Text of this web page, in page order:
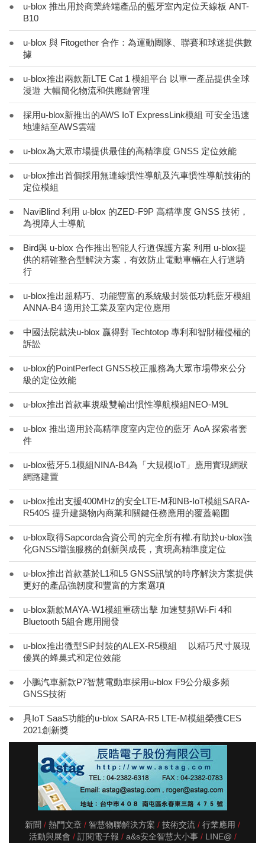
●
u-blox 推出用於商業終端產品的藍牙室內定位天線板 ANT-
B10
●
u-blox 與 Fitogether 合作：為運動團隊、聯賽和球迷提供數
據
●
u-blox推出兩款新LTE Cat 1 模組平台 以單一產品提供全球
漫遊 大幅簡化物流和供應鏈管理
●
採用u-blox新推出的AWS IoT ExpressLink模組 可安全迅速
地連結至AWS雲端
● u-blox為大眾市場提供最佳的高精準度 GNSS 定位效能
●
u-blox推出首個採用無連線慣性導航及汽車慣性導航技術的
定位模組
●
NaviBlind 利用 u-blox 的ZED-F9P 高精準度 GNSS 技術，
為視障人士導航
●
Bird與 u-blox 合作推出智能人行道保護方案 利用 u-blox提
供的精確整合型解決方案，有效防止電動車輛在人行道騎
行
●
u-blox推出超精巧、功能豐富的系統級封裝低功耗藍牙模組
ANNA-B4 適用於工業及室內定位應用
●
中國法院裁決u-blox 贏得對 Techtotop 專利和智財權侵權的
訴訟
●
u-blox的PointPerfect GNSS校正服務為大眾市場帶來公分
級的定位效能
● u-blox推出首款車規級雙輸出慣性導航模組NEO-M9L
●
u-blox 推出適用於高精準度室內定位的藍牙 AoA 探索者套
件
●
u-blox藍牙5.1模組NINA-B4為「大規模IoT」應用實現網狀
網路建置
●
u-blox推出支援400MHz的安全LTE-M和NB-IoT模組SARA-
R540S 提升建築物內商業和關鍵任務應用的覆蓋範圍
●
u-blox取得Sapcorda合資公司的完全所有權.有助於u-blox強
化GNSS增強服務的創新與成長，實現高精準度定位
●
u-blox推出首款基於L1和L5 GNSS訊號的時序解決方案提供
更好的產品強韌度和豐富的方案選項
●
u-blox新款MAYA-W1模組重磅出擊 加速雙頻Wi-Fi 4和
Bluetooth 5組合應用開發
●
u-blox推出微型SiP封裝的ALEX-R5模組 以精巧尺寸展現
優異的蜂巢式和定位效能
●
小鵬汽車新款P7智慧電動車採用u-blox F9公分級多頻
GNSS技術
●
具IoT SaaS功能的u-blox SARA-R5 LTE-M模組榮獲CES
2021創新獎
新聞 熱門文章 智慧物聯解決方案 技術交流
行業應用
活動與展會
訂閱電子報 a&s安全智慧大小事 LINE@